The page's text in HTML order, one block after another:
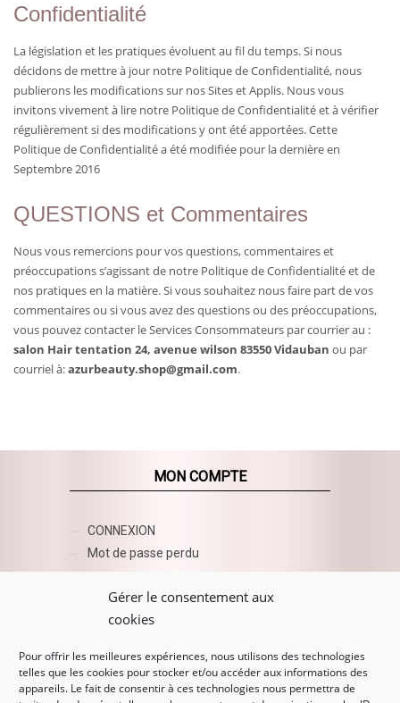
Gérer le consentement aux
cookies
Pour offrir les meilleures expériences, nous utilisons des technologies
telles que les cookies pour stocker et/ou accéder aux informations des
appareils. Le fait de consentir à ces technologies nous permettra de
Confidentialité
La législation et les pratiques évoluent au fil du temps. Si nous
décidons de mettre à jour notre Politique de Confidentialité, nous
publierons les modifications sur nos Sites et Applis. Nous vous
invitons vivement à lire notre Politique de Confidentialité et à vérifier
régulièrement si des modifications y ont été apportées. Cette
Politique de Confidentialité a été modifiée pour la dernière en
Septembre 2016
QUESTIONS et Commentaires
Nous vous remercions pour vos questions, commentaires et
préoccupations s’agissant de notre Politique de Confidentialité et de
nos pratiques en la matière. Si vous souhaitez nous faire part de vos
commentaires ou si vous avez des questions ou des préoccupations,
vous pouvez contacter le Services Consommateurs par courrier au :
salon Hair tentation 24, avenue wilson 83550 Vidauban ou par
courriel à:azurbeauty.shop@gmail.com.
MON COMPTE
CONNEXION
Mot de passe perdu
AZUR BEAUTY ESHOP